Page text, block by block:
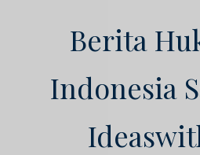
Berita
Indonesia